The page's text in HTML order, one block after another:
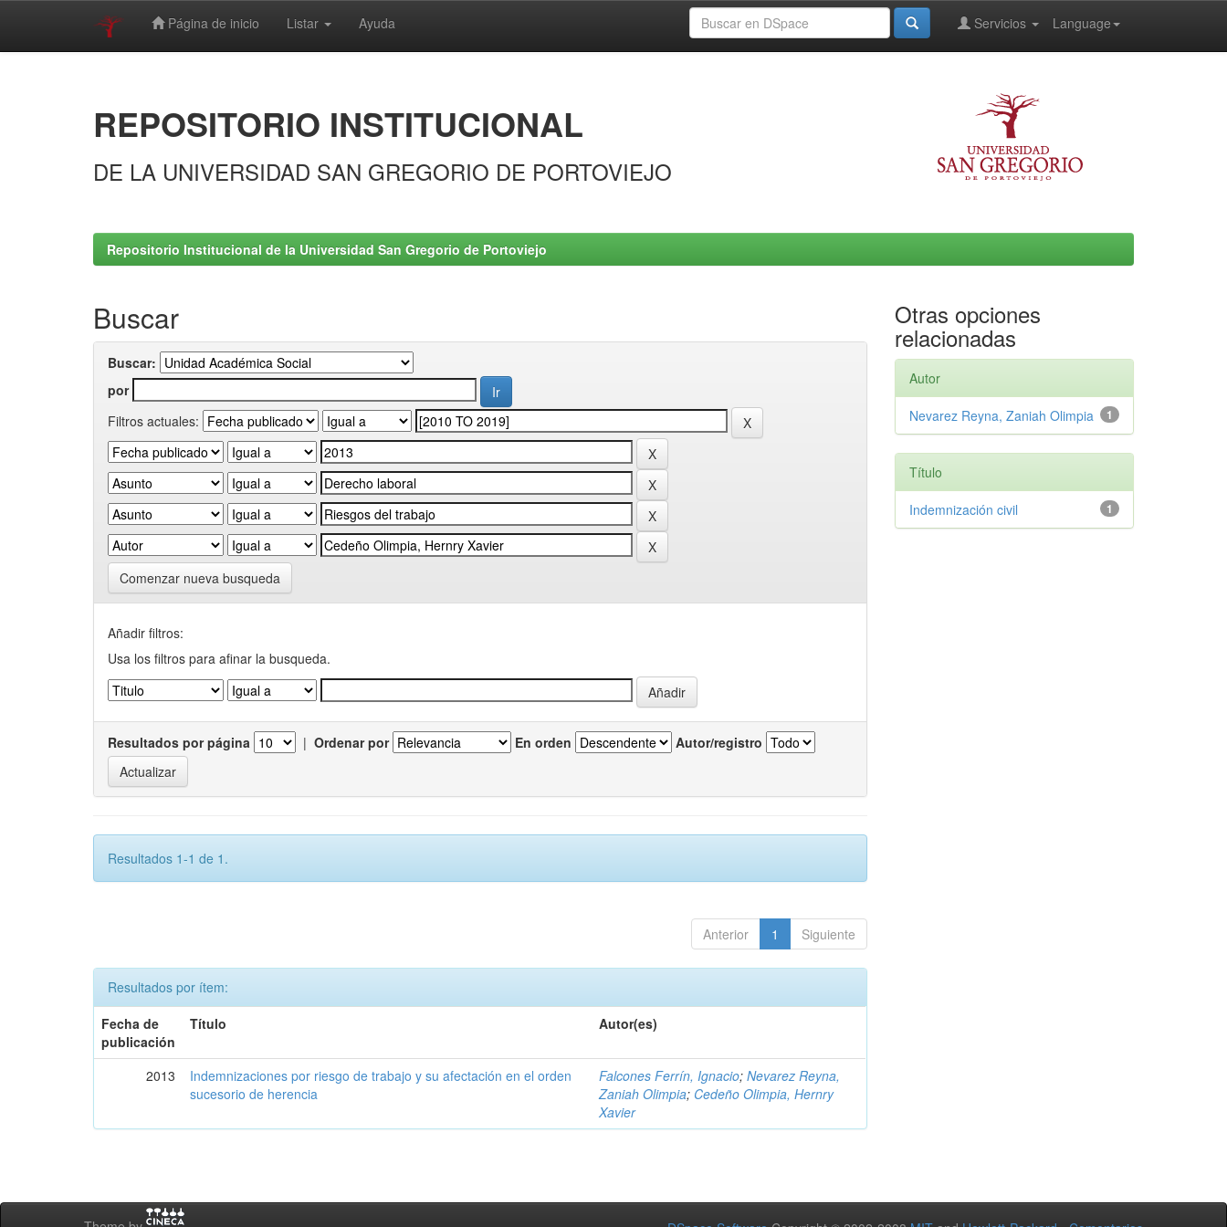
Página de inicio Listar Ayuda Language
Servicios
REPOSITORIO INSTITUCIONAL
DE LA UNIVERSIDAD SAN GREGORIO DE PORTOVIEJO
Repositorio Institucional de la Universidad San Gregorio de Portoviejo
Buscar
Buscar:
por
Filtros actuales:
Comenzar nueva busqueda
Añadir filtros:
Usa los filtros para afinar la busqueda.
Resultados por página | Ordenar por En orden Autor/registro
Resultados 1-1 de 1.
Anterior 1 Siguiente
Resultados por ítem:
Fecha de
publicación
Título Autor(es)
2013
Indemnizaciones por riesgo de trabajo y su afectación en el orden
sucesorio de herencia
Falcones Ferrín, Ignacio;Nevarez Reyna,
Zaniah Olimpia; Cedeño Olimpia, Hernry
Xavier
Otras opciones
relacionadas
Autor
1
Nevarez Reyna, Zaniah Olimpia
Título
1
Indemnización civil